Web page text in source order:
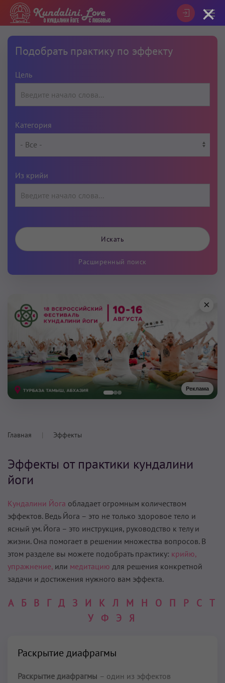
Подобрать практику по эффекту
Цель
Категория
Из крийи
Расширенный поиск
Реклама
×
Главная Эффекты
Эффекты от практики кундалини
йоги
Кундалини Йога обладает огромным количеством
эффектов. Ведь Йога – это не только здоровое тело и
ясный ум. Йога – это инструкция, руководство к телу и
жизни. Она помогает в решении множества вопросов. В
этом разделе вы можете подобрать практику: крийю,
упражнение, или медитацию для решения конкретной
задачи и достижения нужного вам эффекта.
А Б В Г Д З И К Л М Н О П Р С Т
У
Ф Э Я
Раскрытие диафрагмы
Раскрытие диафрагмы – один из эффектов
×